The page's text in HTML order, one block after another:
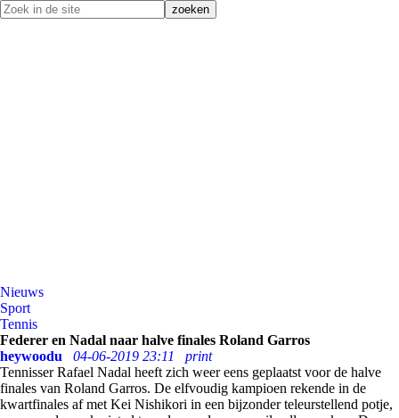
Nieuws
Sport
Tennis
Federer en Nadal naar halve finales Roland Garros
heywoodu
04-06-2019 23:11
print
Tennisser Rafael Nadal heeft zich weer eens geplaatst voor de halve
finales van Roland Garros. De elfvoudig kampioen rekende in de
kwartfinales af met Kei Nishikori in een bijzonder teleurstellend potje,